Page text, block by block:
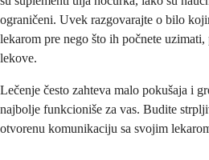
ograničeni. Uvek razgovarajte o bilo
lekarom pre nego što ih počnete
lekove.
Lečenje često zahteva malo pokušaja i
najbolje funkcioniše za vas. Budite
otvorenu komunikaciju sa svojim